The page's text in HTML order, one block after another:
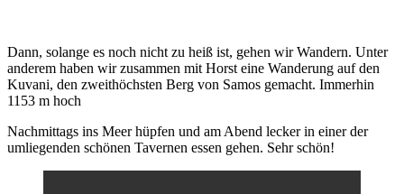
Dann, solange es noch nicht zu heiß ist, gehen wir Wandern. Unter
anderem haben wir zusammen mit Horst eine Wanderung auf den
Kuvani, den zweithöchsten Berg von Samos gemacht. Immerhin
1153 m hoch
Nachmittags ins Meer hüpfen und am Abend lecker in einer der
umliegenden schönen Tavernen essen gehen. Sehr schön!